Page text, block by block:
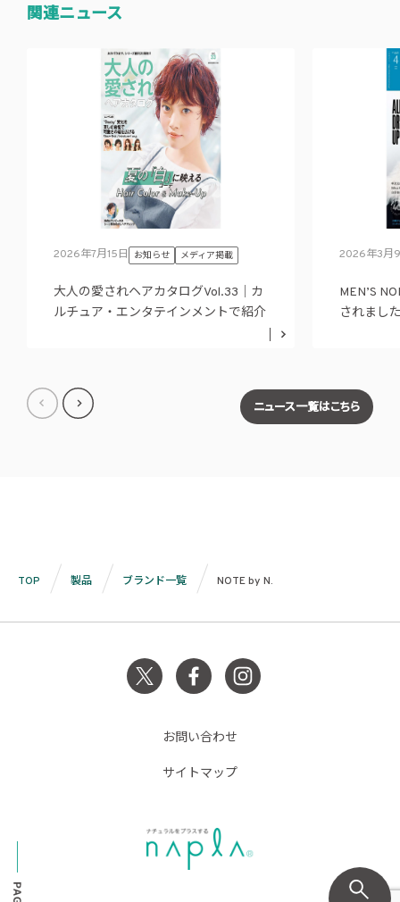
関連ニュース
2026年7月15日 お知らせ メディア掲載
大人の愛されヘアカタログVol.33｜カ
ルチュア・エンタテインメントで紹介
2026年3月
MEN’S
されまし
ニュース一覧はこちら
TOP 製品 ブランド一覧 NOTE by N.
お問い合わせ
サイトマップ